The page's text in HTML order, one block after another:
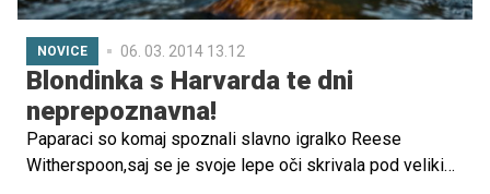
NOVICE 06. 03. 2014 13.12
Blondinka s Harvarda te dni
neprepoznavna!
Paparaci so komaj spoznali slavno igralko Reese
Witherspoon,saj se je svoje lepe oči skrivala pod velikimi